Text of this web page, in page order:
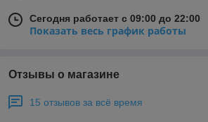
Сегодня работает с 09:00 до 22:00
Показать весь график работы
Отзывы о магазине
15 отзывов за всё время